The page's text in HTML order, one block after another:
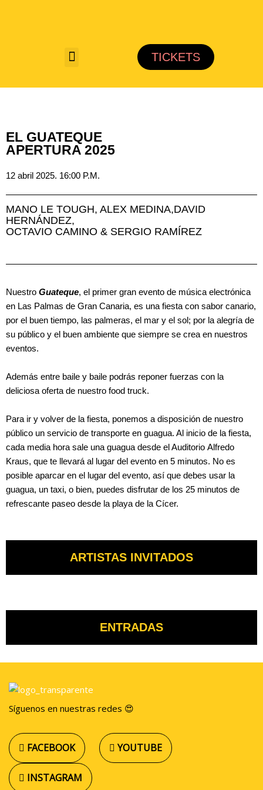
TICKETS
EL GUATEQUE
APERTURA 2025
12 abril 2025. 16:00 P.M.
MANO LE TOUGH, ALEX MEDINA,DAVID
HERNÁNDEZ,
OCTAVIO CAMINO & SERGIO RAMÍREZ
Nuestro Guateque, el primer gran evento de música electrónica
en Las Palmas de Gran Canaria, es una fiesta con sabor canario,
por el buen tiempo, las palmeras, el mar y el sol; por la alegría de
su público y el buen ambiente que siempre se crea en nuestros
eventos.
Además entre baile y baile podrás reponer fuerzas con la
deliciosa oferta de nuestro food truck.
Para ir y volver de la fiesta, ponemos a disposición de nuestro
público un servicio de transporte en guagua. Al inicio de la fiesta,
cada media hora sale una guagua desde el Auditorio Alfredo
Kraus, que te llevará al lugar del evento en 5 minutos. No es
posible aparcar en el lugar del evento, así que debes usar la
guagua, un taxi, o bien, puedes disfrutar de los 25 minutos de
refrescante paseo desde la playa de la Cícer.
ARTISTAS INVITADOS
ENTRADAS
Síguenos en nuestras redes 😍
FACEBOOK YOUTUBE
INSTAGRAM